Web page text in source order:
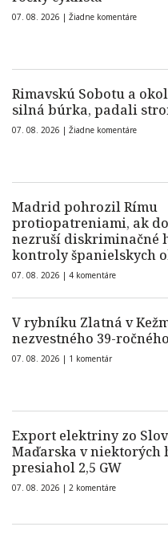
07. 08. 2026 | Žiadne komentáre
Rimavskú Sobotu a
silná búrka, padali
07. 08. 2026 | Žiadne komentáre
Madrid pohrozil Rímu
protiopatreniami, ak
nezruší diskriminačné
kontroly španielskych
07. 08. 2026 | 4 komentáre
V rybníku Zlatná v
nezvestného 39-
07. 08. 2026 | 1 komentár
Export elektriny zo
Maďarska v niektorých
presiahol 2,5 GW
07. 08. 2026 | 2 komentáre